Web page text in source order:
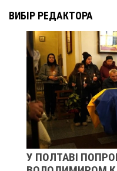
ВИБІР РЕДАКТОРА
У ПОЛТАВІ